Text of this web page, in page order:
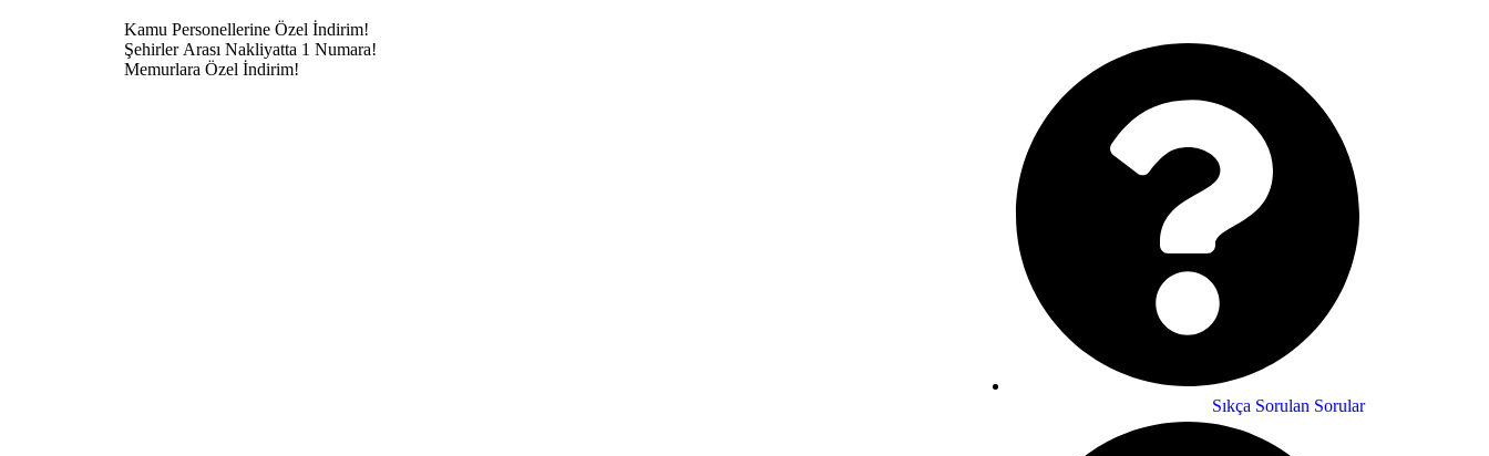
Kamu Personellerine Özel İndirim!
Şehirler Arası Nakliyatta 1 Numara!
Memurlara Özel İndirim!
Sıkça Sorulan Sorular